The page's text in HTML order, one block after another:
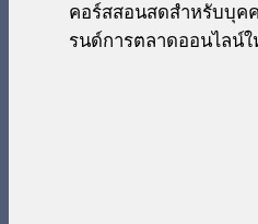
คอร์สสอนสดสำหรับบุค
รนด์การตลาดออนไลน์ใ